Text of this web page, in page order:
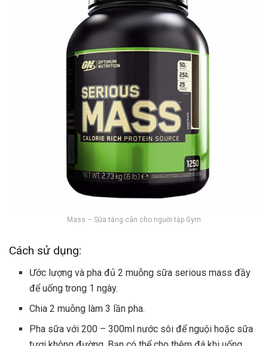
Mass – Sữa tăng cân cho người tập Gym
Cách sử dụng:
Ước lượng và pha đủ 2 muỗng sữa serious mass đầy
để uống trong 1 ngày.
Chia 2 muỗng làm 3 lần pha.
Pha sữa với 200 – 300ml nước sôi để nguội hoặc sữa